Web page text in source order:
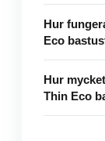
Hur
Eco
Hur
Thin Eco